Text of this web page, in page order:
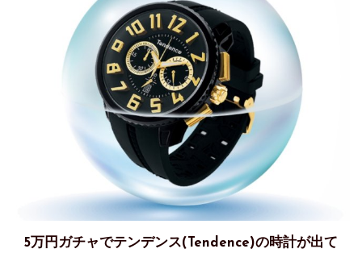
5万円ガチャでテンデンス(Tendence)の時計が出て